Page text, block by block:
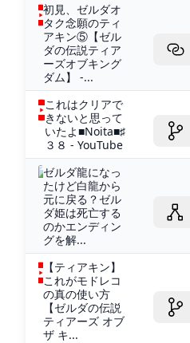
初見、ゼルダオ
タク念願のティ
アキン⑤【ゼル
ダの伝説ティア
ーズオブキング
ダム】 -...
これはクリアで
きないと思って
いたよ■Noita■♯
３８ - YouTube
ゼルダ龍になっ
たけど白龍から
元に戻る？ゼル
ダ姫は死亡する
のかエンディン
グを解...
【ティアキン】
これがモドレコ
の真の使い方
【ゼルダの伝説
ティアーズ オブ
ザ キ...